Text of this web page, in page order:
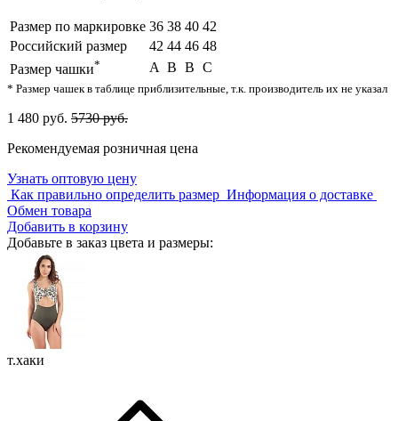
Размер по маркировке 36 38 40 42
Российский размер
42 44 46 48
Размер чашки* A B B C
* Размер чашек в таблице приблизительные, т.к. производитель их не указал
1 480 руб. 5730 руб.
Рекомендуемая розничная цена
Узнать оптовую цену
Как правильно определить размер Информация о доставке
Обмен товара
Добавить в корзину
Добавьте в заказ цвета и размеры:
т.хаки